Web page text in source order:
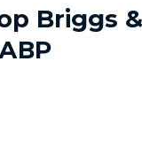
Briggs &